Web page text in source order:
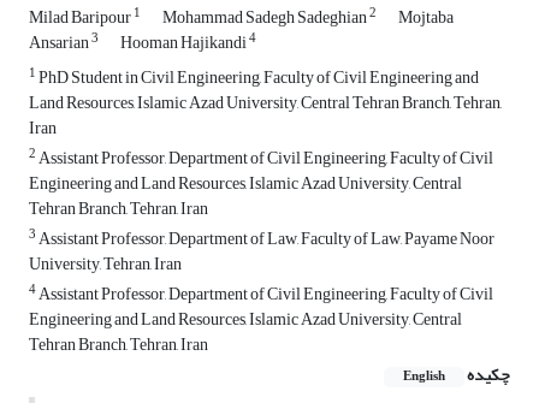
Milad Baripour1 Mohammad Sadegh Sadeghian2 Mojtaba
Ansarian3 Hooman Hajikandi4
1PhD Student in Civil Engineering, Faculty of Civil Engineering and
Land Resources, Islamic Azad University, Central Tehran Branch, Tehran,
Iran
2Assistant Professor, Department of Civil Engineering, Faculty of Civil
Engineering and Land Resources, Islamic Azad University, Central
Tehran Branch, Tehran, Iran
3Assistant Professor, Department of Law, Faculty of Law, Payame Noor
University, Tehran, Iran
4Assistant Professor, Department of Civil Engineering, Faculty of Civil
Engineering and Land Resources, Islamic Azad University, Central
Tehran Branch, Tehran, Iran
چکیده
English